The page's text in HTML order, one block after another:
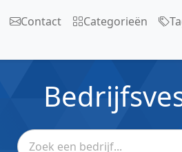
Contact Categorieën